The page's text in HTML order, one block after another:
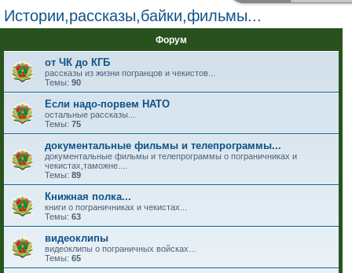
Истории,рассказы,байки,фильмы...
Форум
от ЧК до КГБ
рассказы из жизни погранцов и чекистов...
Темы: 90
Если надо-порвем НАТО
остальные рассказы...
Темы: 75
документальные фильмы и телепрограммы...
документальные фильмы и телепрограммы о пограничниках и
чекистах,таможне....
Темы: 89
Книжная полка...
книги о пограничниках и чекистах...
Темы: 63
видеоклипы
видеоклипы о пограничных войсках...
Темы: 65